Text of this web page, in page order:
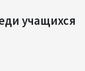
учащихся